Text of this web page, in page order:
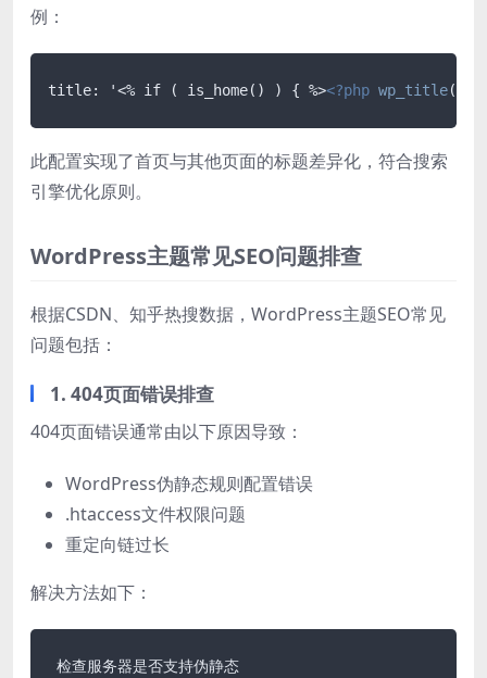
例：
title: '<% if ( is_home() ) { %><?php wp_title();
此配置实现了首页与其他页面的标题差异化，符合搜索
引擎优化原则。
WordPress主题常见SEO问题排查
根据CSDN、知乎热搜数据，WordPress主题SEO常见
问题包括：
1. 404页面错误排查
404页面错误通常由以下原因导致：
WordPress伪静态规则配置错误
.htaccess文件权限问题
重定向链过长
解决方法如下：